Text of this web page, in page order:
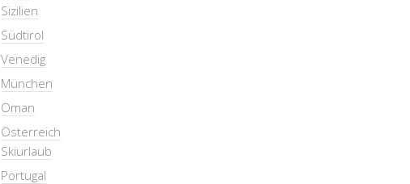
Sizilien
Südtirol
Venedig
München
Oman
Österreich
Skiurlaub
Portugal